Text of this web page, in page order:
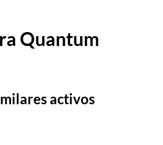
Quantum
activos